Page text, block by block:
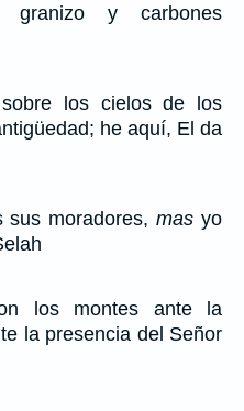
y carbones
los cielos de los
he aquí, El da
sus moradores,mas yo
los montes ante la
la presencia del Señor